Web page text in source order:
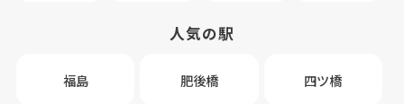
人気の駅
福島 肥後橋 四ツ橋